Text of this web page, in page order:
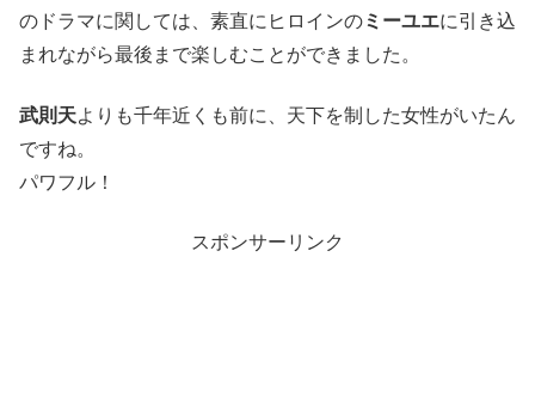
のドラマに関しては、素直にヒロインのミーユエに引き込
まれながら最後まで楽しむことができました。
武則天よりも千年近くも前に、天下を制した女性がいたん
ですね。
パワフル！
スポンサーリンク